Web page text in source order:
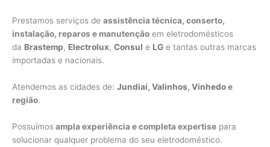
Prestamos serviços de assistência técnica, conserto,
instalação, reparos e manutenção em eletrodomésticos
da Brastemp, Electrolux, Consul e LG e tantas outras marcas
importadas e nacionais.
Atendemos as cidades de: Jundiaí, Valinhos, Vinhedoe
região.
Possuímosampla experiência e completa expertise para
solucionar qualquer problema do seu eletrodoméstico.